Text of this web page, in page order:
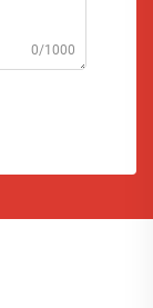
0/1000